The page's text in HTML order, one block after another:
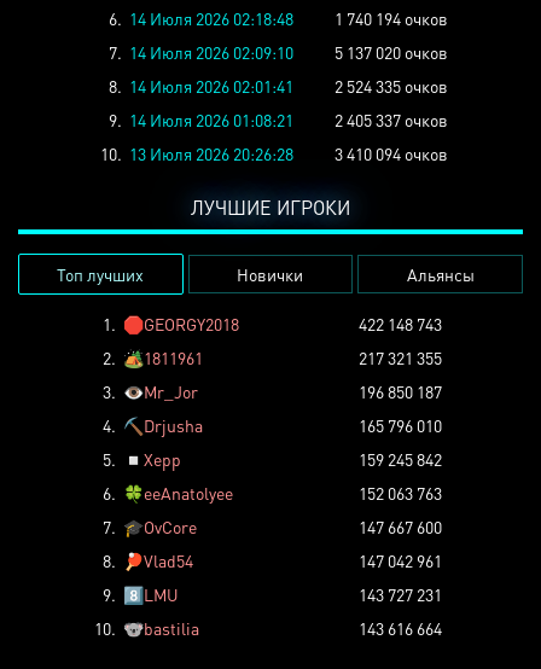
6. 14 Июля 2026 02:18:48
1 740 194 очков
7. 14 Июля 2026 02:09:10
5 137 020 очков
8. 14 Июля 2026 02:01:41
2 524 335 очков
9. 14 Июля 2026 01:08:21
2 405 337 очков
10. 13 Июля 2026 20:26:28 3 410 094 очков
ЛУЧШИЕ ИГРОКИ
Топ лучших Новички Альянсы
1. 🛑GEORGY2018
422 148 743
2. 🏕️1811961
217 321 355
3. 👁️Mr_Jor
196 850 187
4. ⛏️ Drjusha
165 796 010
5.
◽ Xepp
159 245 842
6. 🍀eeAnatolyee
152 063 763
7. 🎓OvCore
147 667 600
8.
🏓Vlad54
147 042 961
9. 8️⃣LMU
143 727 231
10. 🐨bastilia 143 616 664